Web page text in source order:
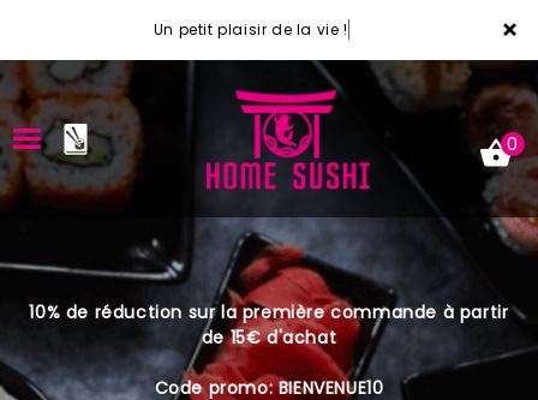
×
Un petit plaisir de la vie !
ACCUEIL
VOTRE COMPTE
0
10% de réduction sur la première commande à partir
de 15€ d'achat
Code promo: BIENVENUE10